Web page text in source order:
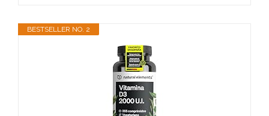
BESTSELLER NO. 2